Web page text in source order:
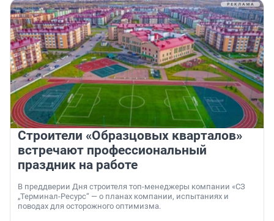
Строители «Образцовых кварталов»
встречают профессиональный
праздник на работе
В преддверии Дня строителя топ-менеджеры компании «СЗ
„Терминал-Ресурс“ — о планах компании, испытаниях и
поводах для осторожного оптимизма.